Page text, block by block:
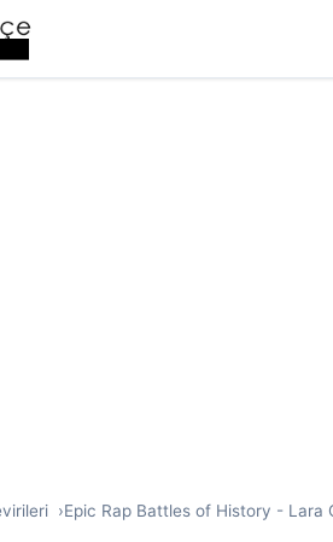
Epic Rap Battles of History - Lara